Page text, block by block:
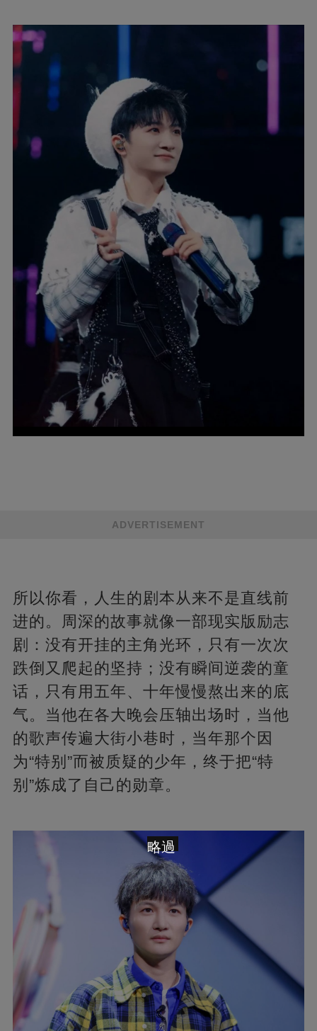
ADVERTISEMENT
所以你看，人生的剧本从来不是直线前
进的。周深的故事就像一部现实版励志
剧：没有开挂的主角光环，只有一次次
跌倒又爬起的坚持；没有瞬间逆袭的童
话，只有用五年、十年慢慢熬出来的底
气。当他在各大晚会压轴出场时，当他
的歌声传遍大街小巷时，当年那个因
为“特别”而被质疑的少年，终于把“特
别”炼成了自己的勋章。
略過